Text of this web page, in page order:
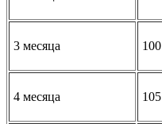
3 месяца 100
4 месяца 105